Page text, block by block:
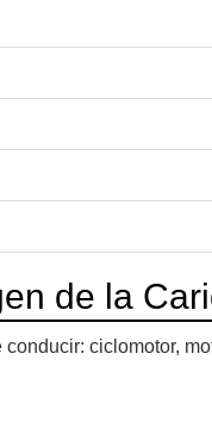
de la
ciclomotor,